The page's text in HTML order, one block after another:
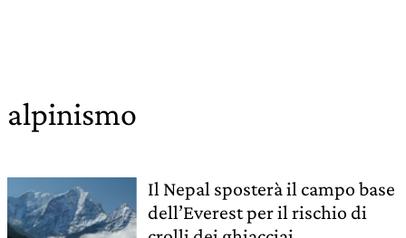
alpinismo
Il Nepal sposterà il campo base
dell’Everest per il rischio di